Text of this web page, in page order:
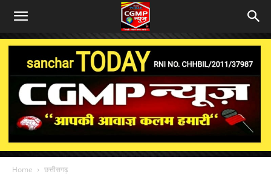
Home छत्तीसगढ़